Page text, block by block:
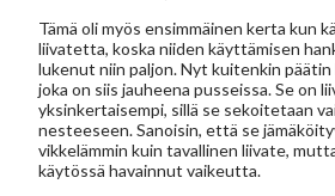
Tämä oli myös ensimmäinen kerta kun
liivatetta, koska niiden käyttämisen
lukenut niin paljon. Nyt kuitenkin päätin
joka on siis jauheena pusseissa. Se on
yksinkertaisempi, sillä se sekoitetaan
nesteeseen. Sanoisin, että se
vikkelämmin kuin tavallinen liivate,
käytössä havainnut vaikeutta.